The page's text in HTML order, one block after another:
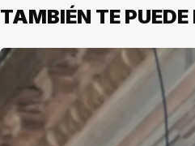
TAMBIÉN TE PUEDE